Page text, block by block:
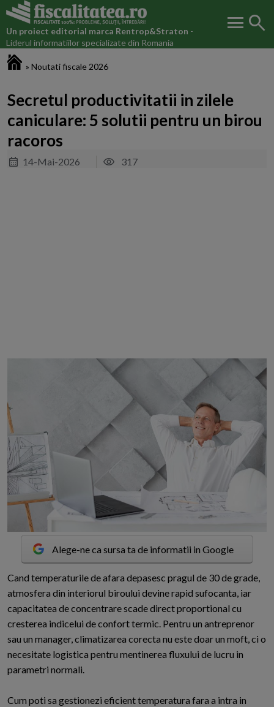
Un proiect editorial marca Rentrop&Straton -
Liderul informatiilor specializate din Romania
menu search
» Noutati fiscale 2026
Secretul productivitatii in zilele
caniculare: 5 solutii pentru un birou
racoros
14-Mai-2026 317
Alege-ne ca sursa ta de informatii in Google
Cand temperaturile de afara depasesc pragul de 30 de grade,
atmosfera din interiorul biroului devine rapid sufocanta, iar
capacitatea de concentrare scade direct proportional cu
cresterea indicelui de confort termic. Pentru un antreprenor
sau un manager, climatizarea corecta nu este doar un moft, ci o
necesitate logistica pentru mentinerea fluxului de lucru in
parametri normali.
Cum poti sa gestionezi eficient temperatura fara a intra in